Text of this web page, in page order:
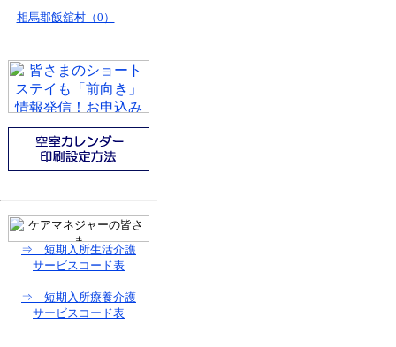
相馬郡飯舘村（0）
⇒ 短期入所生活介護
サービスコード表
⇒ 短期入所療養介護
サービスコード表